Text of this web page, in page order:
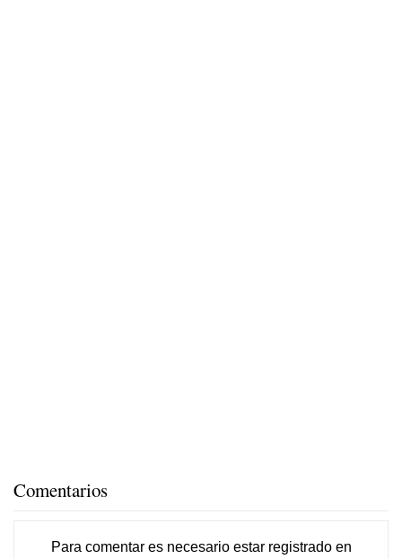
Comentarios
Para comentar es necesario estar registradoen